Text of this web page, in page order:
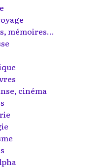
mémoires...
cinéma